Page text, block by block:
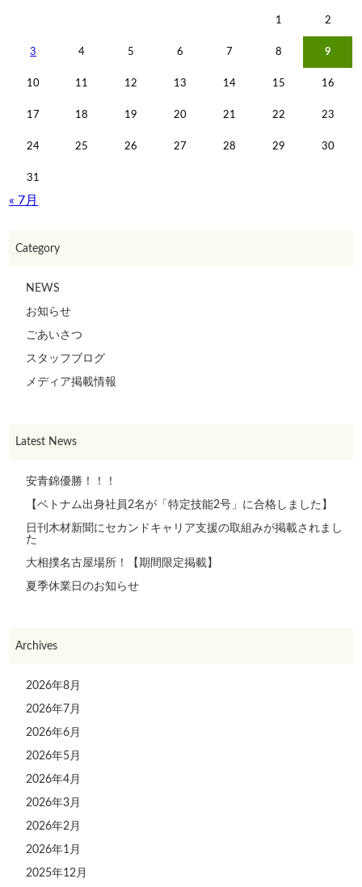
1 2
3 4 5 6 7 8 9
10 11 12 13 14 15 16
17 18 19 20 21 22 23
24 25 26 27 28 29 30
31
« 7月
Category
NEWS
お知らせ
ごあいさつ
スタッフブログ
メディア掲載情報
Latest News
安青錦優勝！！！
【ベトナム出身社員2名が「特定技能2号」に合格しました】
日刊木材新聞にセカンドキャリア支援の取組みが掲載されまし
た
大相撲名古屋場所！【期間限定掲載】
夏季休業日のお知らせ
Archives
2026年8月
2026年7月
2026年6月
2026年5月
2026年4月
2026年3月
2026年2月
2026年1月
2025年12月